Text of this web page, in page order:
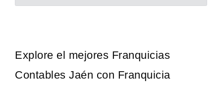
Explore el mejores Franquicias
Contables Jaén con Franquicia